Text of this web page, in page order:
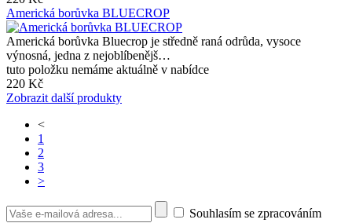
Americká borůvka BLUECROP
Americká borůvka Bluecrop je středně raná odrůda, vysoce
výnosná, jedna z nejoblíbenějš…
tuto položku nemáme aktuálně v nabídce
220 Kč
Zobrazit další produkty
<
1
2
3
>
Souhlasím se zpracováním